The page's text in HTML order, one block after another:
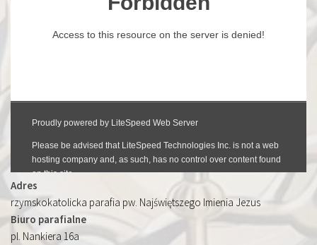
Adres
rzymskokatolicka parafia pw. Najświętszego Imienia Jezus
Biuro parafialne
pl. Nankiera 16a